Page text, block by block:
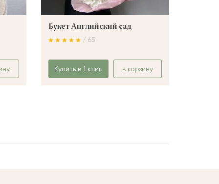
Букет Английский сад
/ 65
Купить в 1 клик в корзину